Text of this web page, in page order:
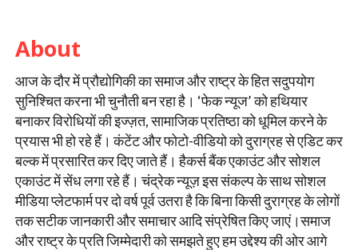
About
आज के दौर में प्रौद्योगिकी का समाज और राष्ट्र के हित सदुपयोग
सुनिश्चित करना भी चुनौती बन रहा है। ‘फेक न्यूज’ को हथियार
बनाकर विरोधियों की इज्ज़त, सामाजिक प्रतिष्ठा को धूमिल करने के
प्रयास भी हो रहे हैं। कंटेंट और फोटो-वीडियो को दुराग्रह से एडिट कर
बल्क में प्रसारित कर दिए जाते हैं। हैकर्स बैंक एकाउंट और सोशल
एकाउंट में सेंध लगा रहे हैं। चंद्रेक न्यूज़ इस संकल्प के साथ सोशल
मीडिया प्लेटफार्म पर दो वर्ष पूर्व उतरा है कि बिना किसी दुराग्रह के लोगों
तक सटीक जानकारी और समाचार आदि संप्रेषित किए जाएं।समाज
और राष्ट्र के प्रति जिम्मेदारी को समझते हुए हम उद्देश्य की ओर आगे